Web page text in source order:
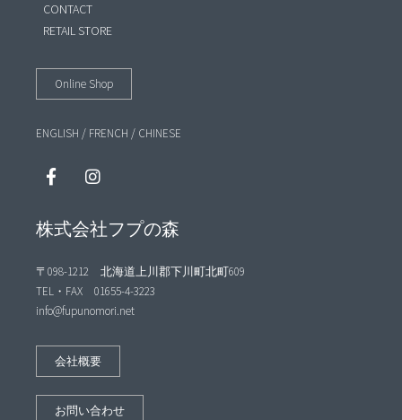
CONTACT
RETAIL STORE
Online Shop
ENGLISH / FRENCH / CHINESE
株式会社フプの森
〒098-1212 北海道上川郡下川町北町609
TEL・FAX 01655-4-3223
info@fupunomori.net
会社概要
お問い合わせ